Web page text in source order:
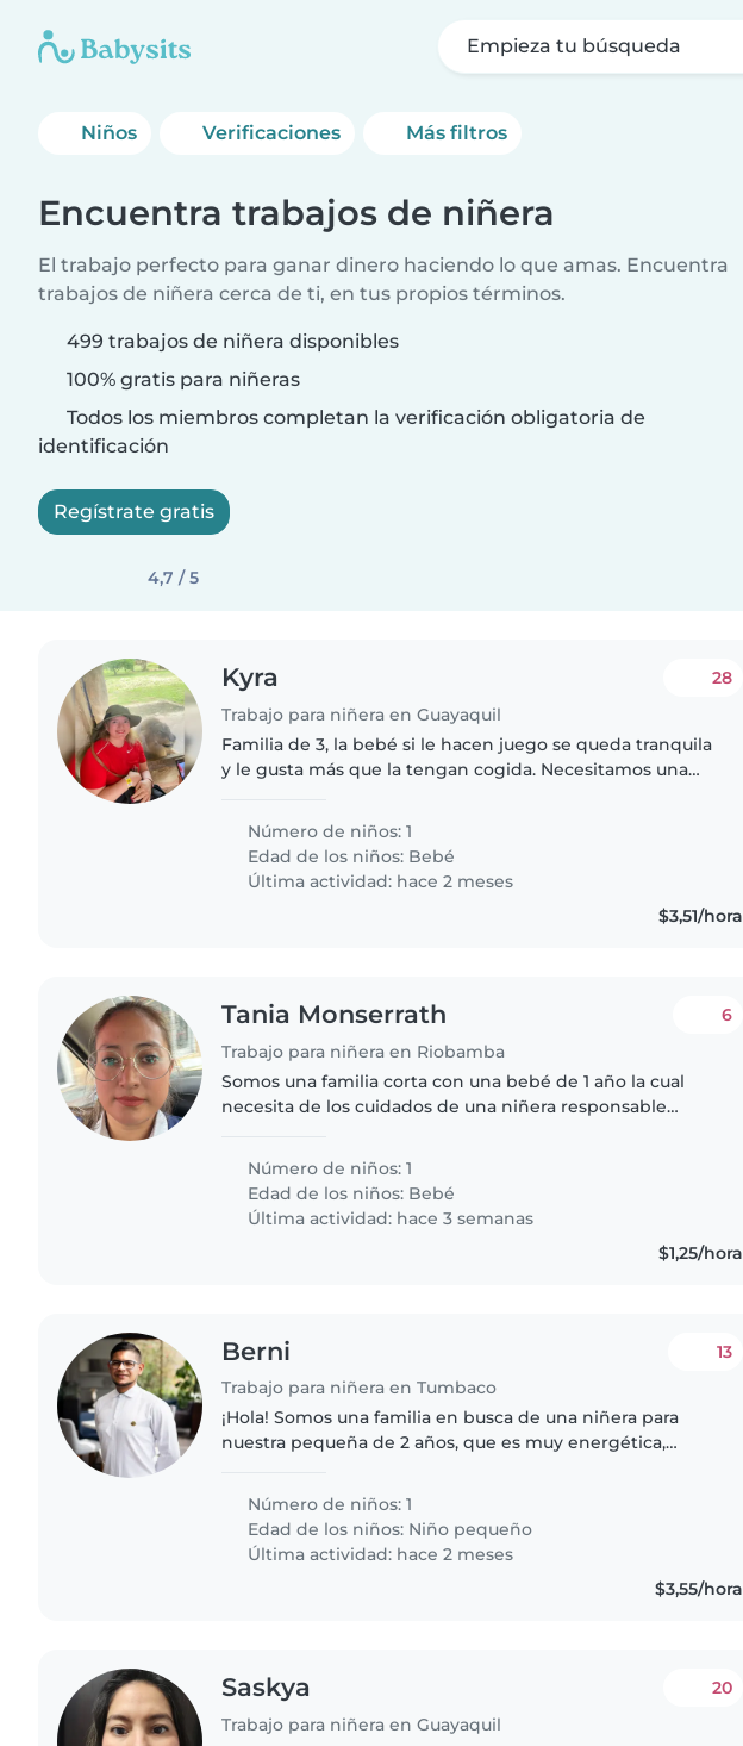
Empieza tu búsqueda
Niños Verificaciones Más filtros
Encuentra trabajos de niñera
El trabajo perfecto para ganar dinero haciendo lo que amas. Encuentra
trabajos de niñera cerca de ti, en tus propios términos.
499 trabajos de niñera disponibles
100% gratis para niñeras
Todos los miembros completan la verificación obligatoria de
identificación
Regístrate gratis
4,7 / 5
Kyra
Trabajo para niñera en Guayaquil
28
Familia de 3, la bebé si le hacen juego se queda tranquila
y le gusta más que la tengan cogida. Necesitamos una
reuniones que tenemos,..
Número de niños: 1
Edad de los niños: Bebé
Última actividad: hace 2 meses
$3,51/hora
Tania Monserrath
Trabajo para niñera en Riobamba
6
Somos una familia corta con una bebé de 1 año la cual
necesita de los cuidados de una niñera responsable
Número de niños: 1
Edad de los niños: Bebé
Última actividad: hace 3 semanas
$1,25/hora
Berni
Trabajo para niñera en Tumbaco
13
¡Hola! Somos una familia en busca de una niñera para
nuestra pequeña de 2 años, que es muy energética,
alguien que pueda cuidarlo..
Número de niños: 1
Edad de los niños: Niño pequeño
Última actividad: hace 2 meses
$3,55/hora
Saskya
Trabajo para niñera en Guayaquil
20